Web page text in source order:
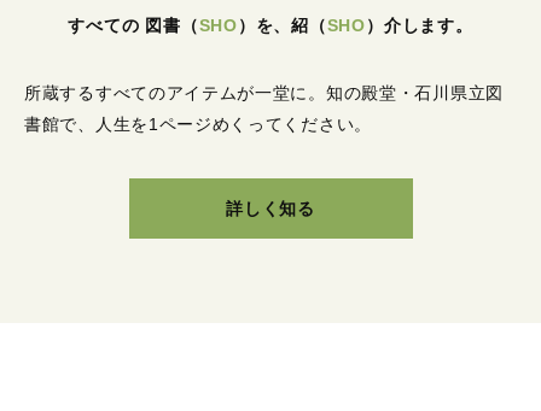
すべての 図書 （SHO） を、紹 （SHO） 介します。
所蔵するすべてのアイテムが一堂に。 知の殿堂・石川県立図
書館で、人生を1ページめくってください。
詳しく知る